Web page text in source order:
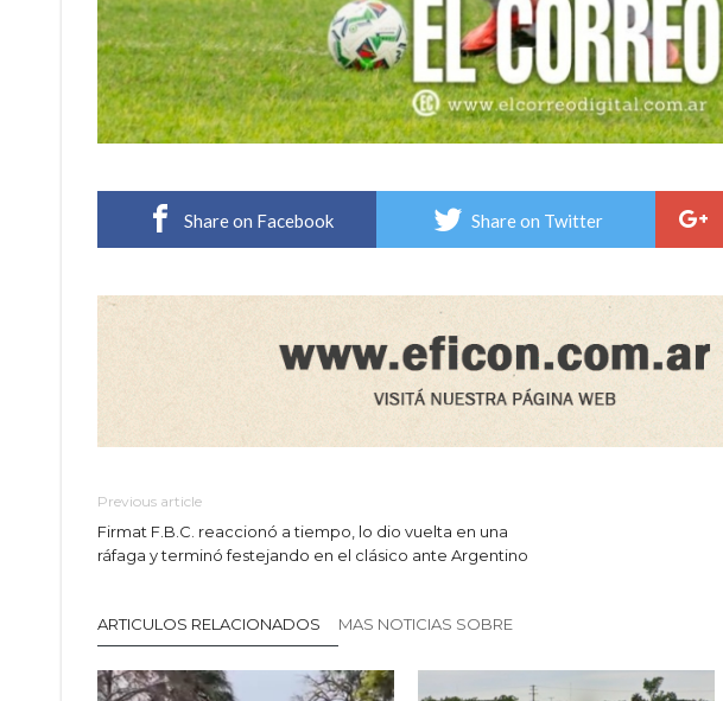
Share on Facebook Share on Twitter
Previous article
Firmat F.B.C. reaccionó a tiempo, lo dio vuelta en una
ráfaga y terminó festejando en el clásico ante Argentino
ARTICULOS RELACIONADOS MAS NOTICIAS SOBRE